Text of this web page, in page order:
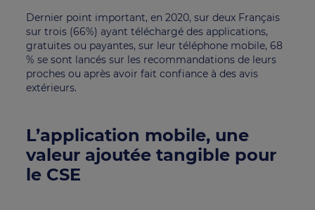
Dernier point important, en 2020, sur deux Français
sur trois (66%) ayant téléchargé des applications,
gratuites ou payantes, sur leur téléphone mobile, 68
% se sont lancés sur les recommandations de leurs
proches ou après avoir fait confiance à des avis
extérieurs.
L’application mobile, une
valeur ajoutée tangible pour
le CSE